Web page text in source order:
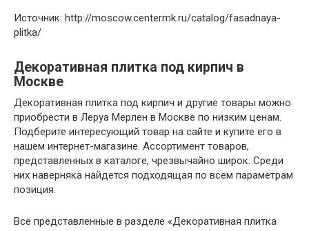
Источник: http://moscow.centermk.ru/catalog/fasadnaya-
plitka/
Декоративная плитка под кирпич в
Москве
Декоративная плитка под кирпич и другие товары можно
приобрести в Леруа Мерлен в Москве по низким ценам.
Подберите интересующий товар на сайте и купите его в
нашем интернет-магазине. Ассортимент товаров,
представленных в каталоге, чрезвычайно широк. Среди
них наверняка найдется подходящая по всем параметрам
позиция.
Все представленные в разделе «Декоративная плитка